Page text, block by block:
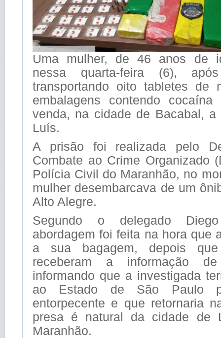
Uma mulher, de 46 anos de
nessa quarta-feira (6),
transportando oito tabletes de
embalagens contendo
venda, na cidade de Bacabal,
Luís.
A prisão foi realizada pelo
Combate ao Crime Organizado
Polícia Civil do Maranhão, no
mulher desembarcava de um
Alto Alegre.
Segundo o delegado
abordagem foi feita na hora que
a sua bagagem, depois que
receberam a informação de
informando que a investigada
ao Estado de São Paulo
entorpecente e que retornaria
presa é natural da cidade de
Maranhão.